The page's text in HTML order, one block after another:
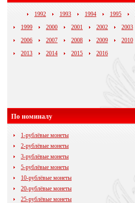
1992 1993 1994 1995
1999
2000 2001 2002 2003
2006
2007 2008 2009 2010
2013
2014 2015 2016
По номиналу
1-рублёвые монеты
2-рублёвые монеты
3-рублёвые монеты
5-рублёвые монеты
10-рублёвые монеты
20-рублёвые монеты
25-рублёвые монеты